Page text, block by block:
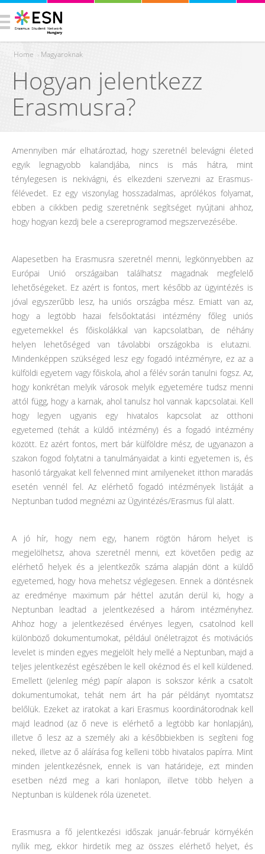
You are here
Home › Magyaroknak
Hogyan jelentkezz
Erasmusra?
Amennyiben már elhatároztad, hogy szeretnél belevágni életed
egyik legnagyobb kalandjába, nincs is más hátra, mint
ténylegesen is nekivágni, és elkezdeni szervezni az Erasmus-
félévedet. Ez egy viszonylag hosszadalmas, aprólékos folyamat,
ebben a cikkben pedig szeretnénk segítséget nyújtani ahhoz,
hogy hogyan kezdj bele a csereprogramod megszervezésébe.
Alapesetben ha Erasmusra szeretnél menni, legkönnyebben az
Európai Unió országaiban találhatsz magadnak megfelelő
lehetőségeket. Ez azért is fontos, mert később az ügyintézés is
jóval egyszerűbb lesz, ha uniós országba mész. Emiatt van az,
hogy a legtöbb hazai felsőoktatási intézmény főleg uniós
egyetemekkel és főiskolákkal van kapcsolatban, de néhány
helyen lehetőséged van távolabbi országokba is elutazni.
Mindenképpen szükséged lesz egy fogadó intézményre, ez az a
külföldi egyetem vagy főiskola, ahol a félév során tanulni fogsz. Az,
hogy konkrétan melyik városok melyik egyetemére tudsz menni
attól függ, hogy a karnak, ahol tanulsz hol vannak kapcsolatai. Kell
hogy legyen ugyanis egy hivatalos kapcsolat az otthoni
egyetemed (tehát a küldő intézmény) és a fogadó intézmény
között. Ez azért fontos, mert bár külföldre mész, de ugyanazon a
szakon fogod folytatni a tanulmányaidat a kinti egyetemen is, és
hasonló tárgyakat kell felvenned mint amilyeneket itthon maradás
esetén vennél fel. Az elérhető fogadó intézmények listáját a
Neptunban tudod megnézni az Ügyintézés/Erasmus fül alatt.
A jó hír, hogy nem egy, hanem rögtön három helyet is
megjelölhetsz, ahova szeretnél menni, ezt követően pedig az
elérhető helyek és a jelentkezők száma alapján dönt a küldő
egyetemed, hogy hova mehetsz véglegesen. Ennek a döntésnek
az eredménye maximum pár héttel azután derül ki, hogy a
Neptunban leadtad a jelentkezésed a három intézményhez.
Ahhoz hogy a jelentkezésed érvényes legyen, csatolnod kell
különböző dokumentumokat, például önéletrajzot és motivációs
levelet is minden egyes megjelölt hely mellé a Neptunban, majd a
teljes jelentkezést egészében le kell okéznod és el kell küldened.
Emellett (jelenleg még) papír alapon is sokszor kérik a csatolt
dokumentumokat, tehát nem árt ha pár példányt nyomtatsz
belőlük. Ezeket az iratokat a kari Erasmus koordinátorodnak kell
majd leadnod (az ő neve is elérhető a legtöbb kar honlapján),
illetve ő lesz az a személy aki a későbbiekben is segíteni fog
neked, illetve az ő aláírása fog kelleni több hivatalos papírra. Mint
minden jelentkezésnek, ennek is van határideje, ezt minden
esetben nézd meg a kari honlapon, illetve több helyen a
Neptunban is küldenek róla üzenetet.
Erasmusra a fő jelentkezési időszak január-február környékén
nyílik meg, ekkor hirdetik meg az összes elérhető helyet, és